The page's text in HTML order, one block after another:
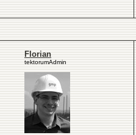
Florian
tektorumAdmin